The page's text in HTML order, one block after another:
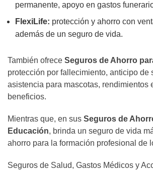
permanente, apoyo en gastos
FlexiLife: protección y ahorro con
además de un seguro de vida.
También ofrece Seguros de Ahorro
protección por fallecimiento, anticipo de
asistencia para mascotas, rendimientos
beneficios.
Mientras que, en sus Seguros de
Educación, brinda un seguro de vida
ahorro para la formación profesional de
Seguros de Salud, Gastos Médicos y